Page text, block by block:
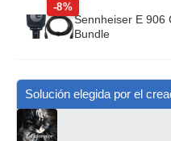
-8%
Sennheiser E 906
Bundle
Solución elegida por el